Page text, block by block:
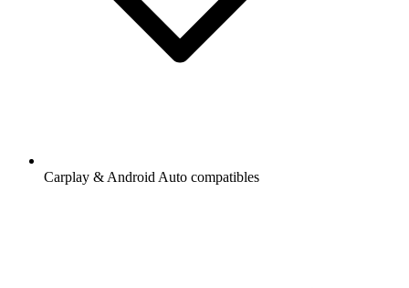
Carplay & Android Auto compatibles